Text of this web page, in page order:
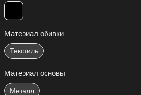
Материал обивки
Текстиль
Материал основы
Металл